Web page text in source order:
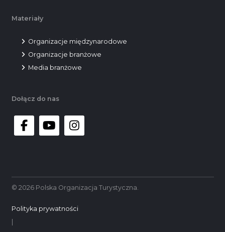
Materiały
Organizacje międzynarodowe
Organizacje branżowe
Media branżowe
Dołącz do nas
facebookyoutube instagram
© 2026 Polska Organizacja Turystyczna.
Polityka prywatności